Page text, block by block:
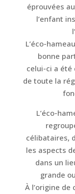
éprouvées
l’enfant
L’éco-
bonne
celui-ci a été
de toute la
L’éco-
célibataires,
les aspects
dans un
grande
À l’origine